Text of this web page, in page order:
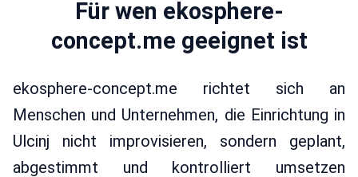
Für wen ekosphere-
concept.me geeignet ist
ekosphere-concept.me richtet sich an
Menschen und Unternehmen, die Einrichtung in
Ulcinj nicht improvisieren, sondern geplant,
abgestimmt und kontrolliert umsetzen